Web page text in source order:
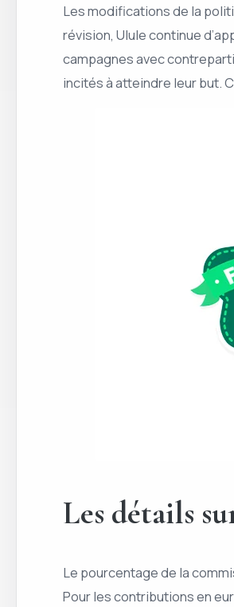
Les modifications de la
révision, Ulule continue
campagnes avec
incités à atteindre leur but.
Les détails
Le pourcentage de la
Pour les contributions en